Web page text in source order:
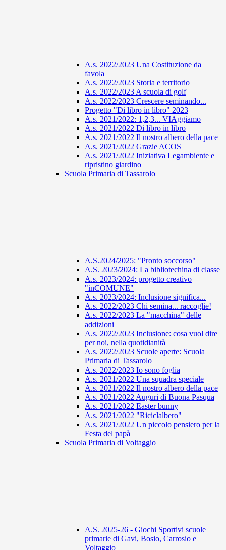
A.s. 2022/2023 Una Costituzione da
favola
A.s. 2022/2023 Storia e territorio
A.s. 2022/2023 A scuola di golf
A.s. 2022/2023 Crescere seminando...
Progetto "Di libro in libro" 2023
A.s. 2021/2022: 1,2,3... VIAggiamo
A.s. 2021/2022 Di libro in libro
A.s. 2021/2022 Il nostro albero della pace
A.s. 2021/2022 Grazie ACOS
A.s. 2021/2022 Iniziativa Legambiente e
ripristino giardino
Scuola Primaria di Tassarolo
A.S.2024/2025: "Pronto soccorso"
A.S. 2023/2024: La bibliotechina di classe
A.s. 2023/2024: progetto creativo
"inCOMUNE"
A.s. 2023/2024: Inclusione significa...
A.s. 2022/2023 Chi semina... raccoglie!
A.s. 2022/2023 La "macchina" delle
addizioni
A.s. 2022/2023 Inclusione: cosa vuol dire
per noi, nella quotidianità
A.s. 2022/2023 Scuole aperte: Scuola
Primaria di Tassarolo
A.s. 2022/2023 Io sono foglia
A.s. 2021/2022 Una squadra speciale
A.s. 2021/2022 Il nostro albero della pace
A.s. 2021/2022 Auguri di Buona Pasqua
A.s. 2021/2022 Easter bunny
A.s. 2021/2022 "Riciclalbero"
A.s. 2021/2022 Un piccolo pensiero per la
Festa del papà
Scuola Primaria di Voltaggio
A.S. 2025-26 - Giochi Sportivi scuole
primarie di Gavi, Bosio, Carrosio e
Voltaggio